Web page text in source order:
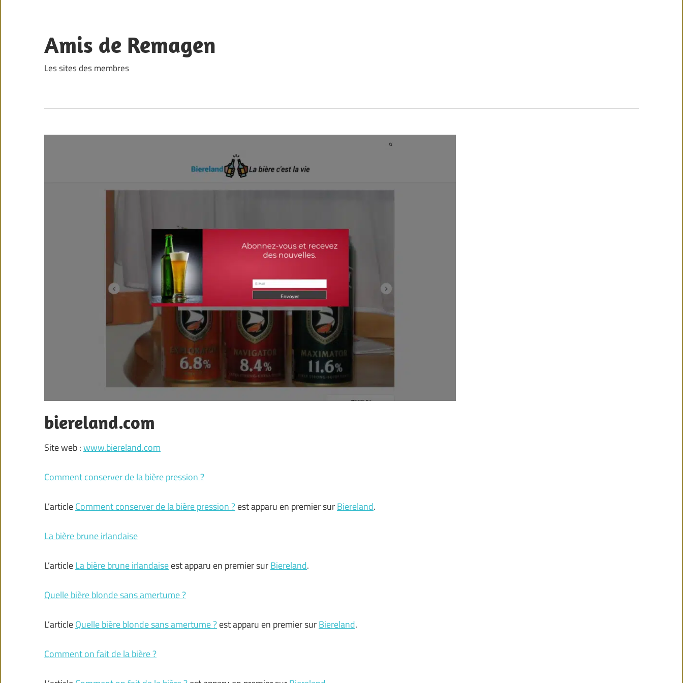
content
Amis de Remagen
Les sites des membres
biereland.com
Site web :www.biereland.com
Comment conserver de la bière pression ?
L’articleComment conserver de la bière pression ?est apparu en premier surBiereland.
La bière brune irlandaise
L’articleLa bière brune irlandaiseest apparu en premier surBiereland.
Quelle bière blonde sans amertume ?
L’articleQuelle bière blonde sans amertume ?est apparu en premier surBiereland.
Comment on fait de la bière ?